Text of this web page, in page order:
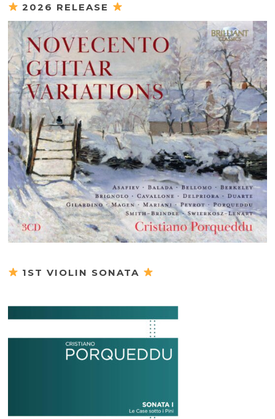
2026 RELEASE
1ST VIOLIN SONATA